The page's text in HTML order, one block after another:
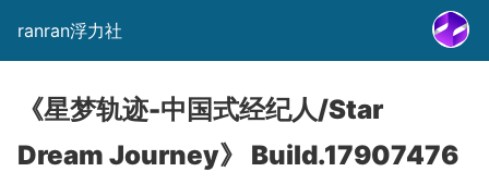
ranran浮力社
《星梦轨迹-中国式经纪人/Star
Dream Journey》 Build.17907476